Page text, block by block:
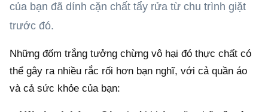
của bạn đã dính cặn chất tẩy rửa từ chu trình giặt
trước đó.
Những đốm trắng tưởng chừng vô hại đó thực chất có
thể gây ra nhiều rắc rối hơn bạn nghĩ, với cả quần áo
và cả sức khỏe của bạn: